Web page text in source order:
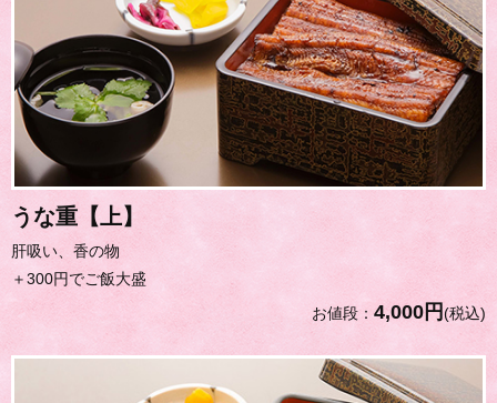
うな重【上】
肝吸い、香の物
＋300円でご飯大盛
お値段： 4,000円(税込)